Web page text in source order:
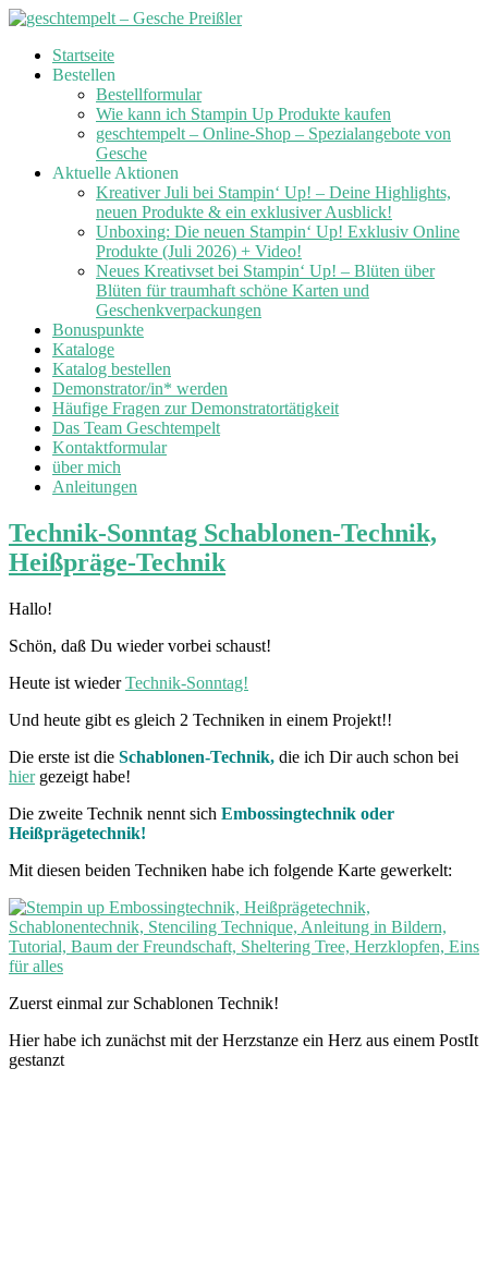
Skip
Startseite
Bestellen
Bestellformular
Wie kann ich Stampin Up Produkte kaufen
geschtempelt – Online-Shop – Spezialangebote von
Gesche
Aktuelle Aktionen
Kreativer Juli bei Stampin‘ Up! – Deine Highlights,
neuen Produkte & ein exklusiver Ausblick!
Unboxing: Die neuen Stampin‘ Up! Exklusiv Online
Produkte (Juli 2026) + Video!
Neues Kreativset bei Stampin‘ Up! – Blüten über
Blüten für traumhaft schöne Karten und
Geschenkverpackungen
Bonuspunkte
Kataloge
Katalog bestellen
Demonstrator/in* werden
Häufige Fragen zur Demonstratortätigkeit
Das Team Geschtempelt
Kontaktformular
über mich
Anleitungen
Technik-Sonntag Schablonen-Technik,
Heißpräge-Technik
Hallo!
Schön, daß Du wieder vorbei schaust!
Heute ist wiederTechnik-Sonntag!
Und heute gibt es gleich 2 Techniken in einem Projekt!!
Die erste ist die Schablonen-Technik, die ich Dir auch schon bei
hiergezeigt habe!
Die zweite Technik nennt sich Embossingtechnik oder
Heißprägetechnik!
Mit diesen beiden Techniken habe ich folgende Karte gewerkelt:
Zuerst einmal zur Schablonen Technik!
Hier habe ich zunächst mit der Herzstanze ein Herz aus einem PostIt
gestanzt